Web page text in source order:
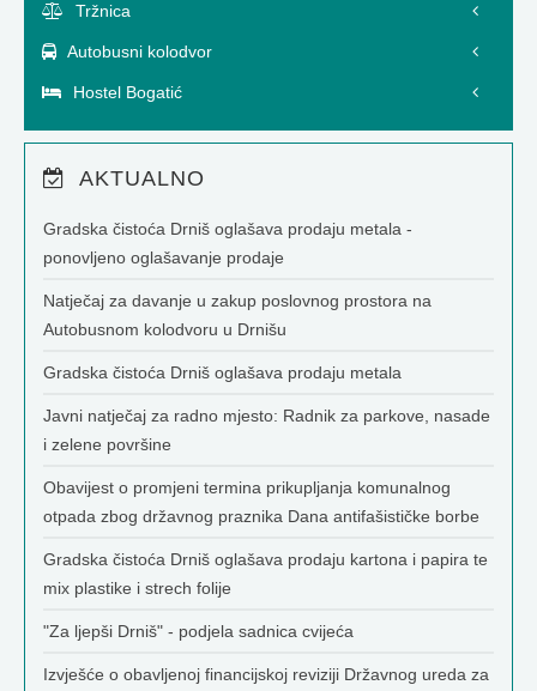
Tržnica
Autobusni kolodvor
Hostel Bogatić
AKTUALNO
Gradska čistoća Drniš oglašava prodaju metala -
ponovljeno oglašavanje prodaje
Natječaj za davanje u zakup poslovnog prostora na
Autobusnom kolodvoru u Drnišu
Gradska čistoća Drniš oglašava prodaju metala
Javni natječaj za radno mjesto: Radnik za parkove, nasade
i zelene površine
Obavijest o promjeni termina prikupljanja komunalnog
otpada zbog državnog praznika Dana antifašističke borbe
Gradska čistoća Drniš oglašava prodaju kartona i papira te
mix plastike i strech folije
"Za ljepši Drniš" - podjela sadnica cvijeća
Izvješće o obavljenoj financijskoj reviziji Državnog ureda za